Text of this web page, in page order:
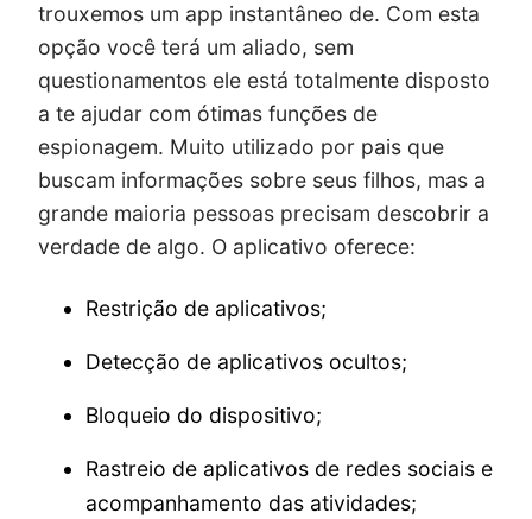
trouxemos um app instantâneo de. Com esta
opção você terá um aliado, sem
questionamentos ele está totalmente disposto
a te ajudar com ótimas funções de
espionagem. Muito utilizado por pais que
buscam informações sobre seus filhos, mas a
grande maioria pessoas precisam descobrir a
verdade de algo. O aplicativo oferece:
Restrição de aplicativos;
Detecção de aplicativos ocultos;
Bloqueio do dispositivo;
Rastreio de aplicativos de redes sociais e
acompanhamento das atividades;